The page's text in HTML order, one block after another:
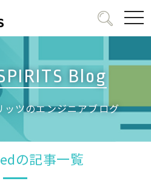
Blog
ッツのエンジニアブログ
の記事一覧